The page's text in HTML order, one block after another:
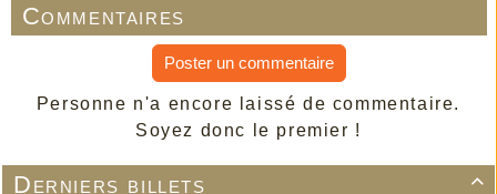

Derniers billets
Commentaires
Poster un commentaire
Personne n'a encore laissé de commentaire.
Soyez donc le premier !